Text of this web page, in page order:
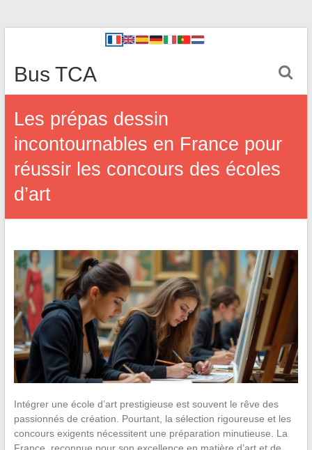
Bus TCA
Les prépas dessin
incontournables en France pour
réussir les concours des écoles
d’art
Intégrer une école d’art prestigieuse est souvent le rêve des
passionnés de création. Pourtant, la sélection rigoureuse et les
concours exigents nécessitent une préparation minutieuse. La